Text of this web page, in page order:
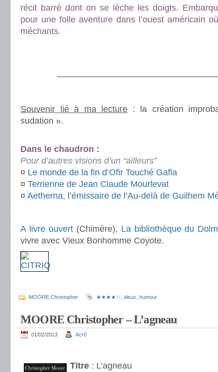
récit barré dont on se lèche les doigts.
pour une folle aventure dans l’ouest américain
méchants.
Souvenir lié à ma lecture : la création
sudation ».
Dans le chaudron :
Pour d’autres visions d’un “ailleurs”
¤ Le monde de la fin d’Ofir Touché Gafla
¤ Terrienne de Jean Claude Mourlevat
¤ Aetherna, l’émissaire de l’Au-delà de Guilhem
A livre ouvert(Chimère), La bibliothèque du
vivre avec Vieux Bonhomme Coyote.
MOORE Christopher ★★★★☆ dieux humour
MOORE Christopher – L’agneau
01/02/2013 Acr0
Titre : L’agneau